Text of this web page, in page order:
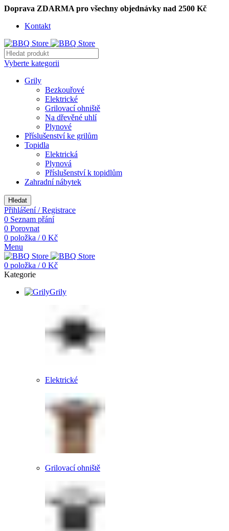
Doprava ZDARMA pro všechny objednávky nad 2500 Kč
Kontakt
Vyberte kategorii
Grily
Bezkouřové
Elektrické
Grilovací ohniště
Na dřevěné uhlí
Plynové
Příslušenství ke grilům
Topidla
Elektrická
Plynová
Příslušenství k topidlům
Zahradní nábytek
Hledat
Přihlášení / Registrace
0 Seznam přání
0 Porovnat
0 položka / 0 Kč
Menu
0 položka / 0 Kč
Kategorie
Grily
Elektrické
Grilovací ohniště